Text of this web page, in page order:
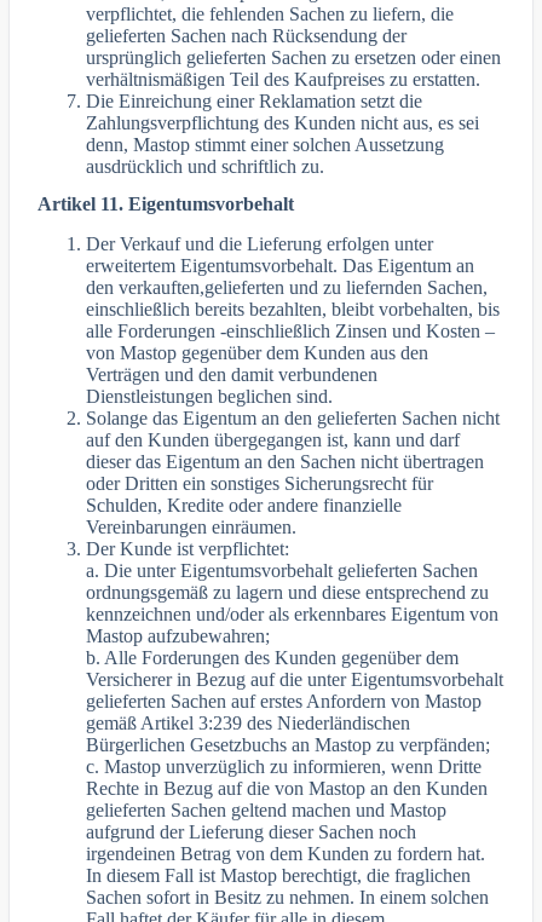
verpflichtet, die fehlenden Sachen zu liefern, die
gelieferten Sachen nach Rücksendung der
ursprünglich gelieferten Sachen zu ersetzen oder einen
verhältnismäßigen Teil des Kaufpreises zu erstatten.
Die Einreichung einer Reklamation setzt die
Zahlungsverpflichtung des Kunden nicht aus, es sei
denn, Mastop stimmt einer solchen Aussetzung
ausdrücklich und schriftlich zu.
Artikel 11. Eigentumsvorbehalt
Der Verkauf und die Lieferung erfolgen unter
erweitertem Eigentumsvorbehalt. Das Eigentum an
den verkauften,gelieferten und zu liefernden Sachen,
einschließlich bereits bezahlten, bleibt vorbehalten, bis
alle Forderungen -einschließlich Zinsen und Kosten –
von Mastop gegenüber dem Kunden aus den
Verträgen und den damit verbundenen
Dienstleistungen beglichen sind.
Solange das Eigentum an den gelieferten Sachen nicht
auf den Kunden übergegangen ist, kann und darf
dieser das Eigentum an den Sachen nicht übertragen
oder Dritten ein sonstiges Sicherungsrecht für
Schulden, Kredite oder andere finanzielle
Vereinbarungen einräumen.
Der Kunde ist verpflichtet:
a. Die unter Eigentumsvorbehalt gelieferten Sachen
ordnungsgemäß zu lagern und diese entsprechend zu
kennzeichnen und/oder als erkennbares Eigentum von
Mastop aufzubewahren;
b. Alle Forderungen des Kunden gegenüber dem
Versicherer in Bezug auf die unter Eigentumsvorbehalt
gelieferten Sachen auf erstes Anfordern von Mastop
gemäß Artikel 3:239 des Niederländischen
Bürgerlichen Gesetzbuchs an Mastop zu verpfänden;
c. Mastop unverzüglich zu informieren, wenn Dritte
Rechte in Bezug auf die von Mastop an den Kunden
gelieferten Sachen geltend machen und Mastop
aufgrund der Lieferung dieser Sachen noch
irgendeinen Betrag von dem Kunden zu fordern hat.
In diesem Fall ist Mastop berechtigt, die fraglichen
Sachen sofort in Besitz zu nehmen. In einem solchen